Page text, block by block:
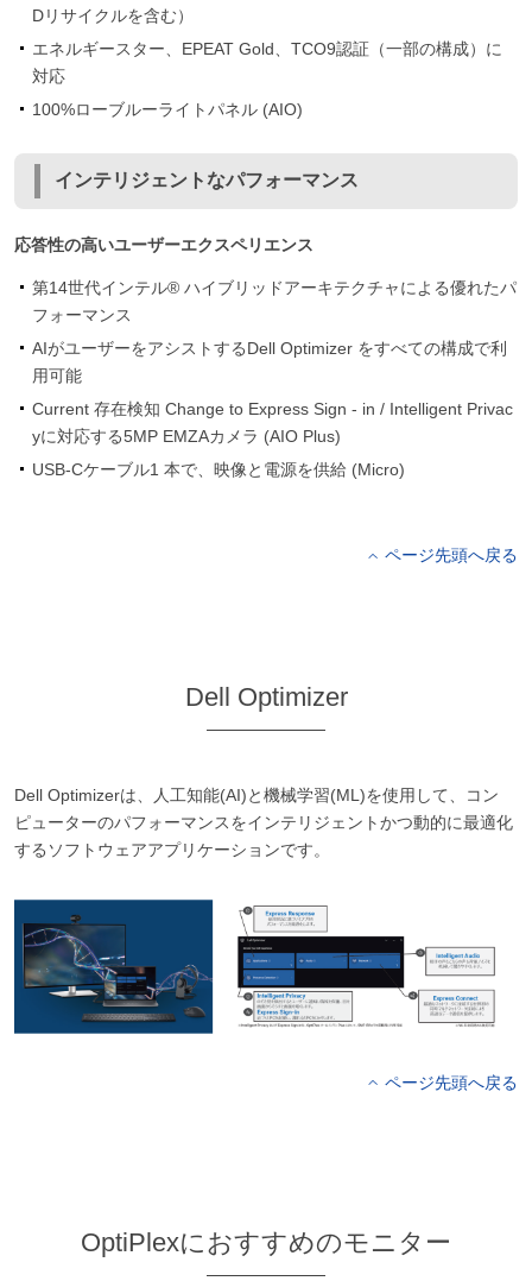
Dリサイクルを含む）
エネルギースター、EPEAT Gold、TCO9認証（一部の構成）に
対応
100%ローブルーライトパネル (AIO)
インテリジェントなパフォーマンス
応答性の高いユーザーエクスペリエンス
第14世代インテル® ハイブリッドアーキテクチャによる優れたパ
フォーマンス
AIがユーザーをアシストするDell Optimizer をすべての構成で利
用可能
Current 存在検知 Change to Express Sign - in / Intelligent Privac
yに対応する5MP EMZAカメラ (AIO Plus)
USB-Cケーブル1 本で、映像と電源を供給 (Micro)
ページ先頭へ戻る
Dell Optimizer
Dell Optimizerは、人工知能(AI)と機械学習(ML)を使用して、コン
ピューターのパフォーマンスをインテリジェントかつ動的に最適化
するソフトウェアアプリケーションです。
ページ先頭へ戻る
OptiPlexにおすすめのモニター